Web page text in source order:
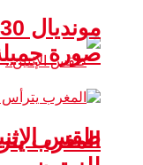
طقس
صورة
المغرب